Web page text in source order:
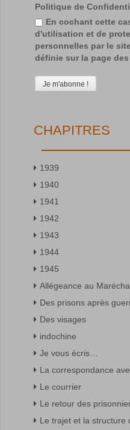
Politique de
En cochant cette
d'utilisation et de
personnelles par le
définie sur la page
CHAPITRES
1939
1940
1941
1942
1943
1944
1945
Allégeance au
Des prisons après
Des visages
indochine
Je vous écris…
La correspondance
Le courrier
Le retour des
Le trajet et la structure